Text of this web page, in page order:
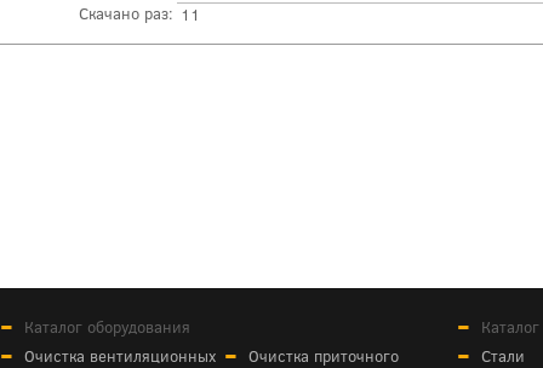
Скачано раз: 11
Каталог оборудования
Очистка вентиляционных
Очистка приточного
Стали